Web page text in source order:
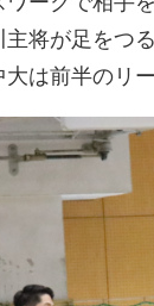
将が足をつ
は前半のリ